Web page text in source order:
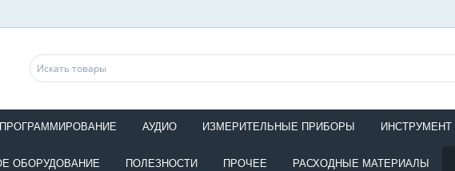
АУДИО ИЗМЕРИТЕЛЬНЫЕ ПРИБОРЫ ИНСТРУМЕНТ
ОБОРУДОВАНИЕ ПОЛЕЗНОСТИ ПРОЧЕЕ РАСХОДНЫЕ МАТЕРИАЛЫ